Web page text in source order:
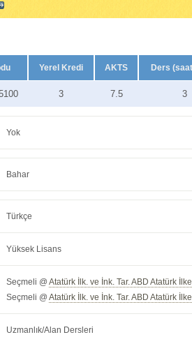
Yerel Kredi AKTS Ders
3 7.5 3
Yok
Bahar
Türkçe
Yüksek Lisans
Seçmeli @Atatürk İlk. ve İnk. Tar. ABD Atatürk
Seçmeli @Atatürk İlk. ve İnk. Tar. ABD Atatürk
Uzmanlık/Alan Dersleri